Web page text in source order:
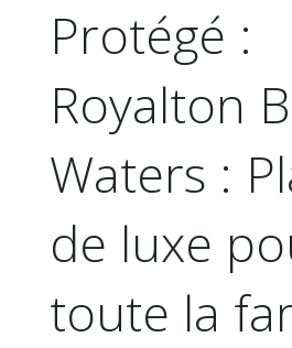
Protégé :
Royalton
Waters :
de luxe
toute la